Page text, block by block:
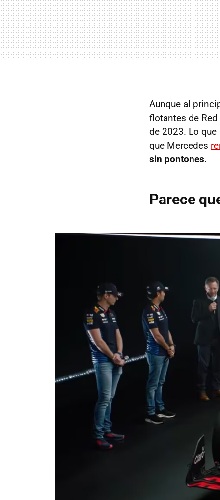
Aunque al
flotantes de
de 2023. Lo
que Mercedes
sin pontones.
Parece